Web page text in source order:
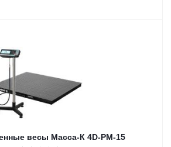
весы Масса-К 4D-PM-15